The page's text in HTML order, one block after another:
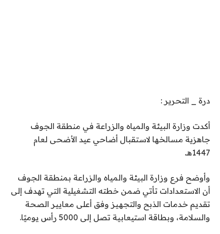
درة _ التحرير :
أكدت وزارة البيئة والمياه والزراعة في منطقة الجوف
جاهزية مسالخها لاستقبال أضاحي عيد الأضحى لعام
1447هـ.
وأوضح فرع وزارة البيئة والمياه والزراعة بمنطقة الجوف
أن الاستعدادات تأتي ضمن خطته التشغيلية التي تهدف إلى
تقديم خدمات الذبح والتجهيز وفق أعلى معايير الصحة
والسلامة، وبطاقة استيعابية تصل إلى 5000 رأس يوميًا.